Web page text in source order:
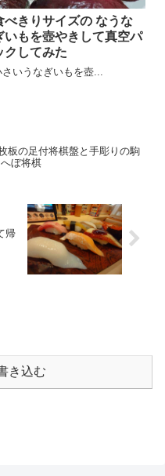
べきりサイズの なうな
いもを壺やきして真空パ
クしてみた
さいうなぎいもを壺...
板の足付将棋盤と手彫りの駒
ぼ将棋
帰
き込む